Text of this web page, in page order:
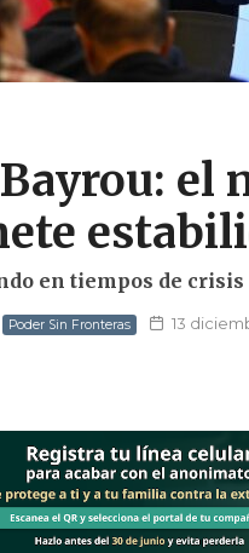
en tiempos de
Poder Sin Fronteras 13